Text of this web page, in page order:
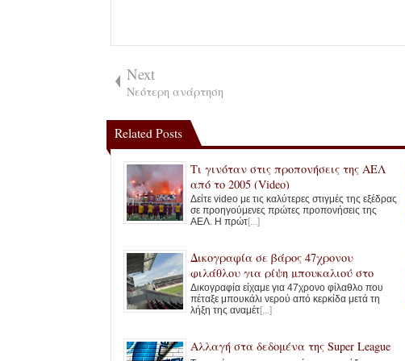
Next
Νεότερη ανάρτηση
Related Posts
Τι γινόταν στις προπονήσεις της ΑΕΛ
από το 2005 (Video)
Δείτε video με τις καλύτερες στιγμές της εξέδρας
σε προηγούμενες πρώτες προπονήσεις της
ΑΕΛ. Η πρώτ[...]
Δικογραφία σε βάρος 47χρονου
φιλάθλου για ρίψη μπουκαλιού στο
AEL FC Arena
Δικογραφία είχαμε για 47χρονο φίλαθλο που
πέταξε μπουκάλι νερού από κερκίδα μετά τη
λήξη της αναμέτ[...]
Αλλαγή στα δεδομένα της Super League